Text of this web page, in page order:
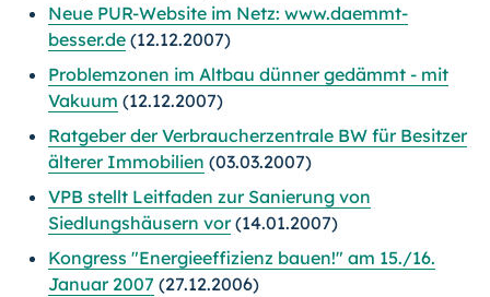
Neue PUR-Website im Netz: www.daemmt-
besser.de (12.12.2007)
Problemzonen im Altbau dünner gedämmt - mit
Vakuum (12.12.2007)
Ratgeber der Verbraucherzentrale BW für Besitzer
älterer Immobilien (03.03.2007)
VPB stellt Leitfaden zur Sanierung von
Siedlungshäusern vor(14.01.2007)
Kongress "Energieeffizienz bauen!" am 15./16.
Januar 2007 (27.12.2006)